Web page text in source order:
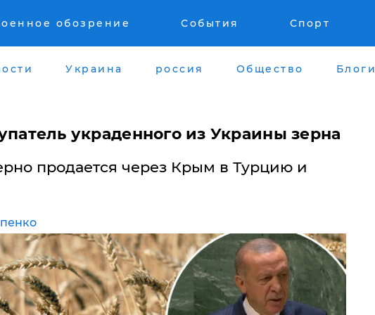
обозрение События Спорт
Украина россия Общество Блоги
украденного из Украины зерна
продается через Крым в Турцию и